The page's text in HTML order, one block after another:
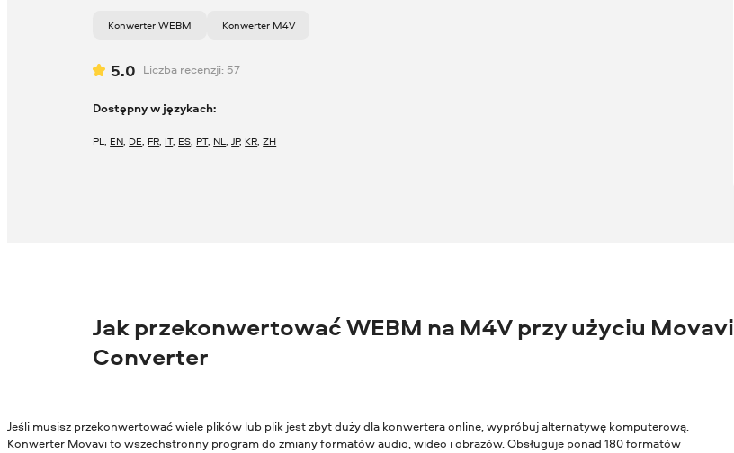
Konwerter WEBM Konwerter M4V
5.0 Liczba recenzji: 57
Dostępny w językach:
PL, EN, DE, FR, IT, ES, PT, NL,JP, KR,ZH
Jak przekonwertować WEBM na M4V przy użyciu Movavi
Converter
Jeśli musisz przekonwertować wiele plików lub plik jest zbyt duży dla konwertera online, wypróbuj alternatywę komputerową.
Konwerter Movavi to wszechstronny program do zmiany formatów audio, wideo i obrazów. Obsługuje ponad 180 formatów